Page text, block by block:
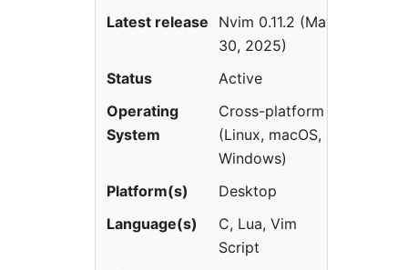
Latest release
Nvim 0.11.2 (May
30, 2025)
Status
Active
Operating
System
Cross-platform
(Linux, macOS,
Windows)
Platform(s)
Desktop
Language(s)
C, Lua, Vim
Script